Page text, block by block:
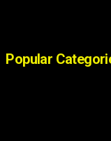
Popular